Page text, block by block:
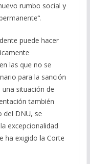
rumbo social y
puede hacer
las que no se
para la sanción
situación de
también
del DNU, se
excepcionalidad
ha exigido la Corte